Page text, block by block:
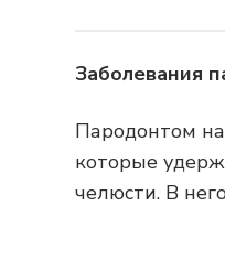
Заболевания
Пародонтом
которые
челюсти. В